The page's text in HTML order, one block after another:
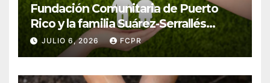
Fundación Comunitaria de Puerto
Rico y la familia Suárez-Serrallés
anuncian convocatoria para
fortalecer hogares y albergues
JULIO 6, 2026 FCPR